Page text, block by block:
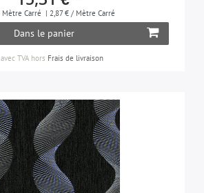
Mètre Carré | 2,87 € / Mètre Carré
Dans le panier
avec TVAhors Frais de livraison